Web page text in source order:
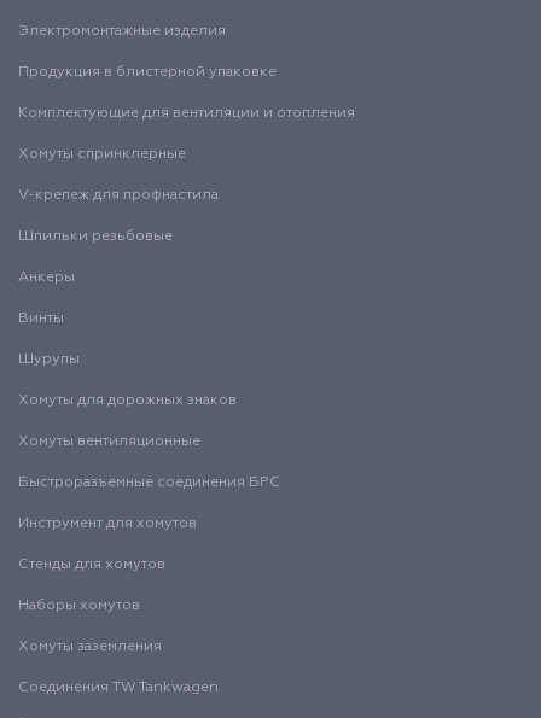
Электромонтажные изделия
Продукция в блистерной упаковке
Комплектующие для вентиляции и отопления
Хомуты спринклерные
V-крепеж для профнастила
Шпильки резьбовые
Анкеры
Винты
Шурупы
Хомуты для дорожных знаков
Хомуты вентиляционные
Быстроразъемные соединения БРС
Инструмент для хомутов
Стенды для хомутов
Наборы хомутов
Хомуты заземления
Соединения TW Tankwagen